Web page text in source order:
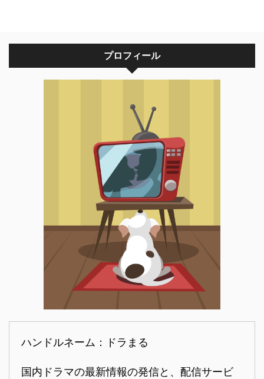
プロフィール
ハンドルネーム：ドラまる
国内ドラマの最新情報の発信と、配信サービ